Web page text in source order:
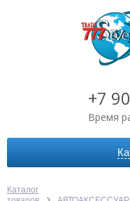
+7
Время
Каталог